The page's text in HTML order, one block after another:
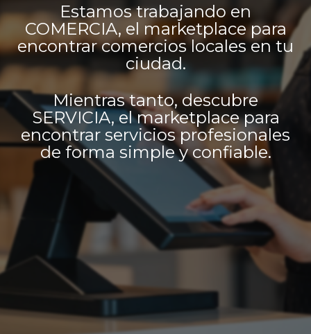
Estamos trabajando en
COMERCIA, el marketplace para
encontrar comercios locales en tu
ciudad.
Mientras tanto, descubre
SERVICIA, el marketplace para
encontrar servicios profesionales
de forma simple y confiable.